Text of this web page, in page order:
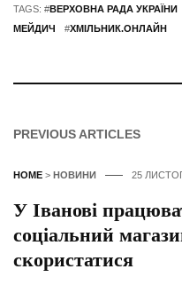
TAGS: #ВЕРХОВНА РАДА УКРАЇНИ
МЕЙДИЧ
#ХМІЛЬНИК.ОНЛАЙН
PREVIOUS ARTICLES
HOME > НОВИНИ 25
У Іванові
соціальний
скористатися